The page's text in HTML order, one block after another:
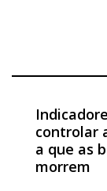
controlar
a que as
morrem